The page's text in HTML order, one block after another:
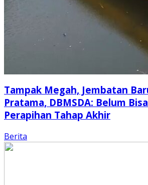
Tampak Megah, Jembatan
Pratama, DBMSDA: Belum
Perapihan Tahap Akhir
Berita